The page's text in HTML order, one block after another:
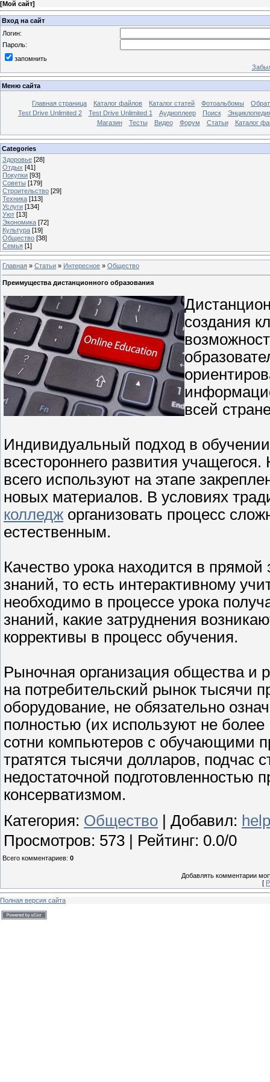
[Мой сайт]
Вход на сайт
Логин:
Пароль:
запомнить
Меню сайта
Главная страница Каталог файлов Каталог статей Фотоальбомы
Test Drive Unlimited 2
Test Drive Unlimited 1 Аудиоплеер Поиск
Магазин
Тесты Видео Форум Статьи Каталог
Categories
Здоровье [28]
Отдых [41]
Покупки [93]
Советы [179]
Строительство [29]
Техника [113]
Услуги [134]
Уют [13]
Экономика [72]
Культура [19]
Общество [38]
Семья [1]
Главная » Статьи » Интересное » Общество
Преимущества дистанционного образования
создания
всей
Индивидуальный подход в
всестороннего развития
всего используют на этапе
новых материалов. В условиях
колледж организовать процесс
естественным.
Качество урока находится в
знаний, то есть интерактивному
необходимо в процессе урока
знаний, какие затруднения
коррективы в процесс обучения.
Рыночная организация общества
на потребительский рынок тысячи
оборудование, не обязательно
полностью (их используют не
сотни компьютеров с обучающими
тратятся тысячи долларов, подчас
недостаточной
консерватизмом.
Категория: Общество Добавил:
Просмотров: 573 Рейтинг: 0.0/0
Всего комментариев: 0
Добавлять комментарии
[
Полная версия сайта